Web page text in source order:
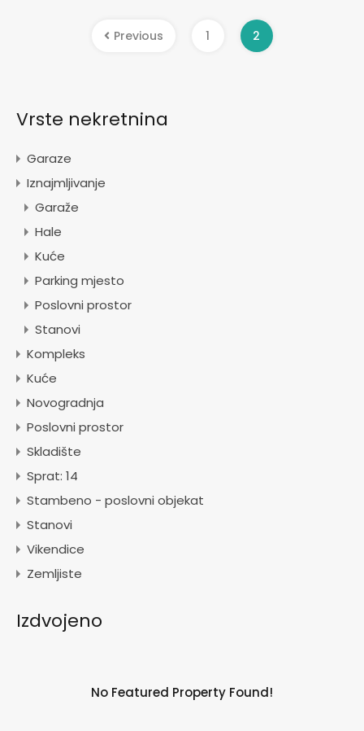
Previous 1 2
Vrste nekretnina
Garaze
Iznajmljivanje
Garaže
Hale
Kuće
Parking mjesto
Poslovni prostor
Stanovi
Kompleks
Kuće
Novogradnja
Poslovni prostor
Skladište
Sprat: 14
Stambeno - poslovni objekat
Stanovi
Vikendice
Zemljiste
Izdvojeno
No Featured Property Found!